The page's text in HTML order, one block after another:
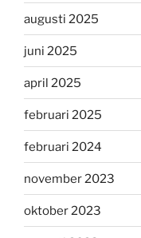
augusti 2025
juni 2025
april 2025
februari 2025
februari 2024
november 2023
oktober 2023